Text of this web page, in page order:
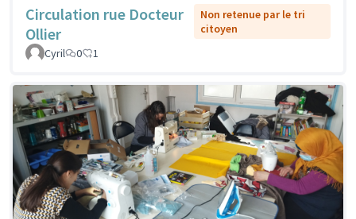
Circulation rue Docteur
Ollier
Non retenue par le tri
citoyen
Cyril
0 1